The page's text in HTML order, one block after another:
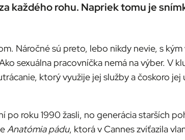
každého rohu. Napriek tomu je
Náročné sú preto, lebo nikdy nevie, s kým
sexuálna pracovníčka nemá na výber. V
ktorý využije jej služby a čoskoro jej
po roku 1990 žasli, no generácia starších
Anatómia pádu, ktorá v Cannes zvíťazila